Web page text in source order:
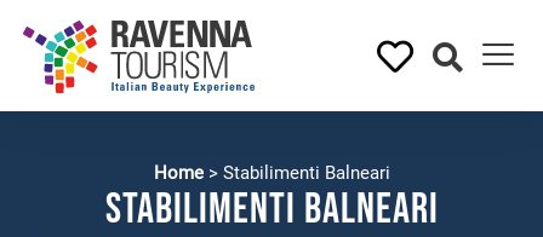
Home> Stabilimenti Balneari
Stabilimenti Balneari